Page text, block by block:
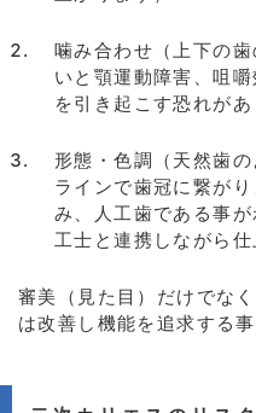
噛み合わせ（上下の
いと顎運動障害、咀
を引き起こす恐れがあ
形態・色調（天然歯
ラインで歯冠に繋が
み、人工歯である事
工士と連携しながら仕
審美（見た目）だけでな
は改善し機能を追求する事